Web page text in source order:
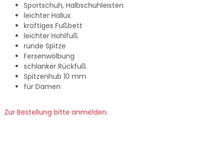
Sportschuh, Halbschuhleisten
leichter Hallux
kräftiges Fußbett
leichter Hohlfuß
runde Spitze
Fersenwölbung
schlanker Rückfuß
Spitzenhub 10 mm
für Damen
Zur Bestellung bitte anmelden.